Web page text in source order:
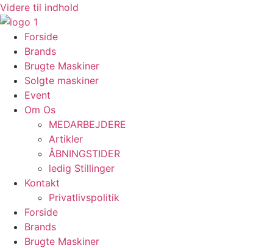
Videre til indhold
Forside
Brands
Brugte Maskiner
Solgte maskiner
Event
Om Os
MEDARBEJDERE
Artikler
ÅBNINGSTIDER
ledig Stillinger
Kontakt
Privatlivspolitik
Forside
Brands
Brugte Maskiner